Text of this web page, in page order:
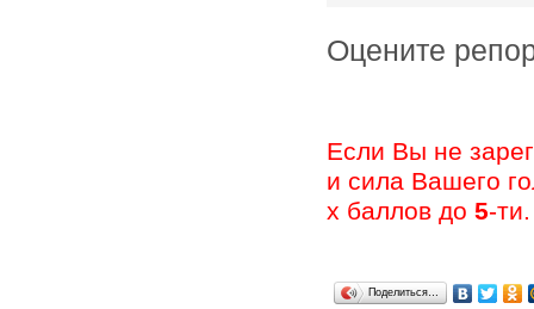
Оцените
Если Вы не
и сила Вашего
х баллов до 5-ти.
Поделиться…